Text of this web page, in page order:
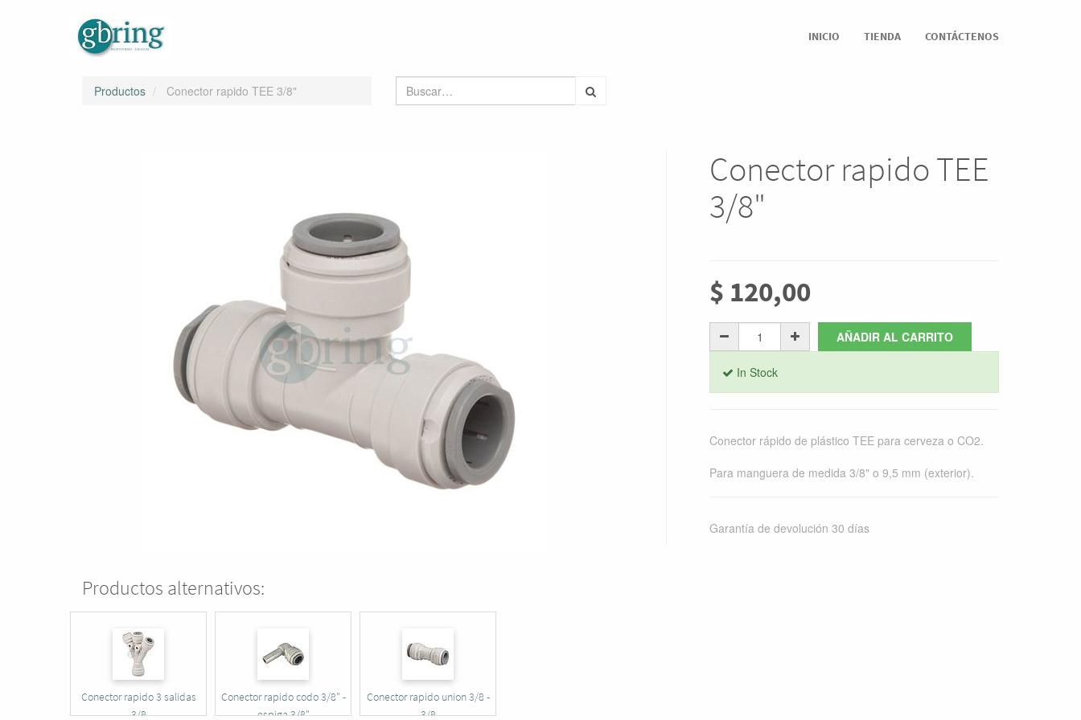
INICIO TIENDA CONTÁCTENOS
Productos Conector rapido TEE 3/8"
Conector rapido TEE
3/8"
$ 120,00
AÑADIR AL CARRITO
In Stock
Conector rápido de plástico TEE para cerveza o CO2.
Para manguera de medida 3/8" o 9,5 mm (exterior).
Garantía de devolución 30 días
Productos alternativos:
Conector rapido 3 salidas
3/8
Conector rapido codo 3/8" -
espiga 3/8"
Conector rapido union 3/8 -
3/8